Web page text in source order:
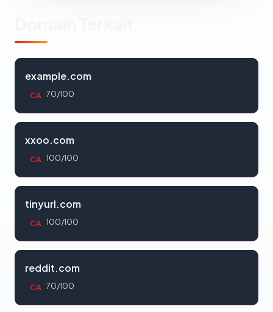
example.com
CA 70/100
xxoo.com
CA 100/100
tinyurl.com
CA 100/100
reddit.com
CA 70/100